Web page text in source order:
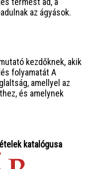
az ágyások.
kezdőknek, akik
folyamatát A
amellyel az
és amelynek
katalógusa